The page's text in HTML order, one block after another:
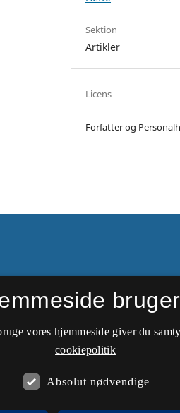
Sektion
Artikler
Licens
Forfatter og
vores hjemmeside giver du
cookiepolitik
Absolut nødvendige